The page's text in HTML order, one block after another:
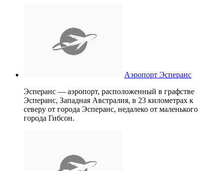
Аэропорт Эсперанс
Эсперанс — аэропорт, расположенный в графстве
Эсперанс, Западная Австралия, в 23 километрах к
северу от города Эсперанс, недалеко от маленького
города Гибсон.